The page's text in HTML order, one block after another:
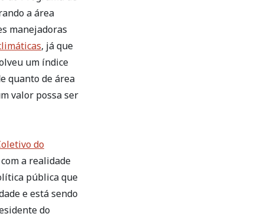
a área
manejadoras
, já que
um índice
quanto de área
valor possa ser
do
a realidade
pública que
e está sendo
do